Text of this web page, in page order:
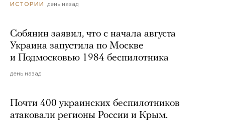
ИСТОРИИ день назад
Собянин заявил, что с начала августа
Украина запустила по Москве
и Подмосковью 1984 беспилотника
день назад
Почти 400 украинских беспилотников
атаковали регионы России и Крым.